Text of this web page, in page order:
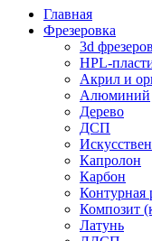
Главная
Фрезеровка
3d
HPL-
Акрил и
Алюминий
Дерево
ДСП
Капролон
Карбон
Контурная
Композит
Латунь